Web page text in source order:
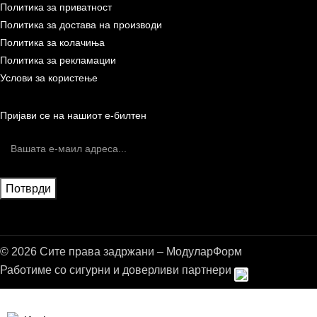
Политика за приватност
Политика за достава на производи
Политика за колачиња
Политика за рекламации
Услови за користење
Пријави се на нашиот е-билтен
© 2026 Сите права задржани – МодуларФорм
Работиме со сигурни и доверливи партнери